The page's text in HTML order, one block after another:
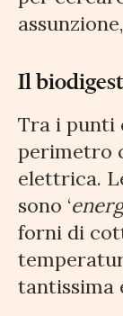
Il
Tra i punti
perimetro
elettrica.
sono ‘
forni di
tantissima